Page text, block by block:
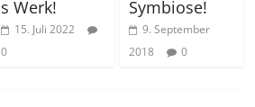
s Werk!
15. Juli 2022
0
Symbiose!
9. September
2018
0